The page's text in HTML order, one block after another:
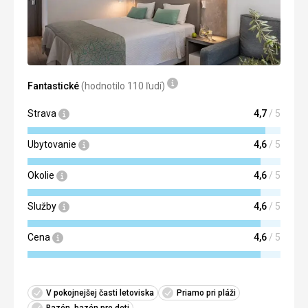
Fantastické(hodnotilo 110 ľudí)
Strava 4,7 / 5
Ubytovanie 4,6 / 5
Okolie 4,6 / 5
Služby 4,6 / 5
Cena 4,6 / 5
V pokojnejšej časti letoviska
Priamo pri pláži